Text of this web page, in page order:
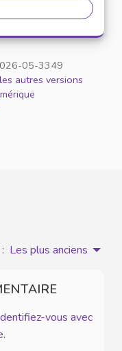
Chaos Soccer Game
05-3349
autres versions
Les plus anciens
vous avec
.